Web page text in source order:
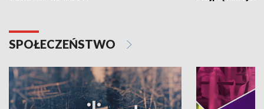
SPOŁECZEŃSTWO